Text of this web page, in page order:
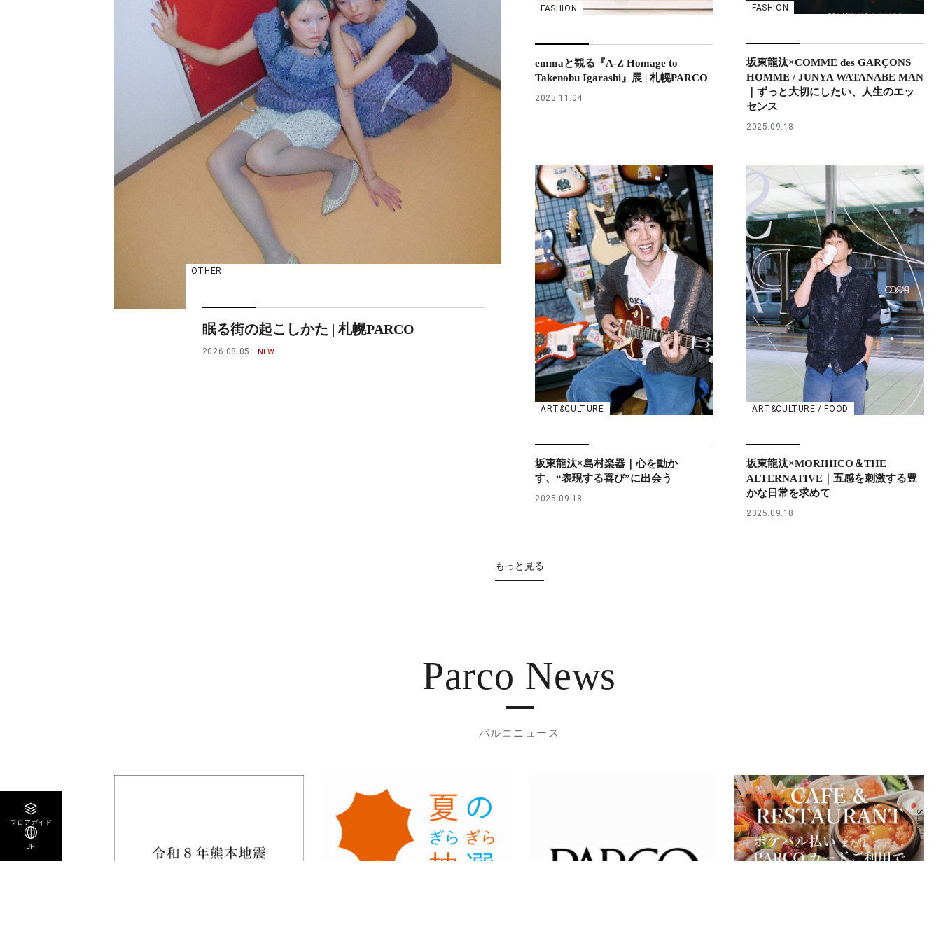
SCROLL
フロアガイド
JP
OTHER
眠る街の起こしかた | 札幌PARCO
2026.08.05
FASHION
emmaと観る『A-Z Homage to
Takenobu Igarashi』展 | 札幌PARCO
2025.11.04
FASHION
坂東龍汰×COMME des GARÇONS
HOMME / JUNYA WATANABE MAN
｜ずっと大切にしたい、人生のエッ
センス
2025.09.18
ART&CULTURE
坂東龍汰×島村楽器｜心を動か
す、“表現する喜び”に出会う
2025.09.18
ART&CULTURE / FOOD
坂東龍汰×MORIHICO＆THE
ALTERNATIVE｜五感を刺激する豊
かな日常を求めて
2025.09.18
もっと見る
Parco News
パルコニュース